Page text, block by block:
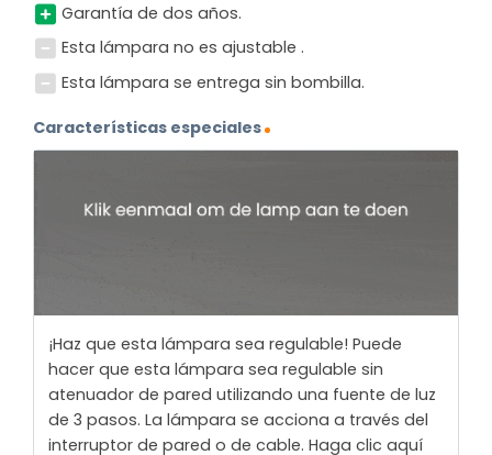
Garantía de dos años.
Esta lámpara no es ajustable .
Esta lámpara se entrega sin bombilla.
Características especiales
¡Haz que esta lámpara sea regulable! Puede
hacer que esta lámpara sea regulable sin
atenuador de pared utilizando una fuente de luz
de 3 pasos. La lámpara se acciona a través del
interruptor de pared o de cable. Haga clic aquí